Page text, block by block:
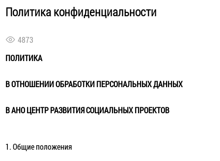
Политика конфиденциальности
4873
ПОЛИТИКА
В ОТНОШЕНИИ ОБРАБОТКИ ПЕРСОНАЛЬНЫХ ДАННЫХ
В АНО ЦЕНТР РАЗВИТИЯ СОЦИАЛЬНЫХ ПРОЕКТОВ
1. Общие положения